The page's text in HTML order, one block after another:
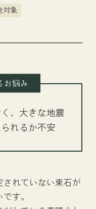
対象
お悩み
、大きな地震
れるか不安
れていない束石が
す。